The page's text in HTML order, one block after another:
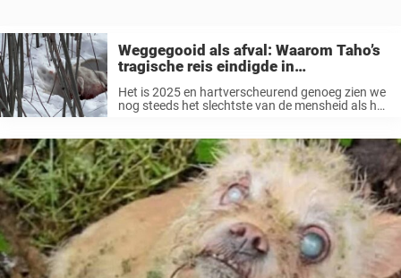
Weggegooid als afval: Waarom Taho’s
tragische reis eindigde in
liefdesverdriet
Het is 2025 en hartverscheurend genoeg zien we
nog steeds het slechtste van de mensheid als het
zien als trouwe metgezellen die ...